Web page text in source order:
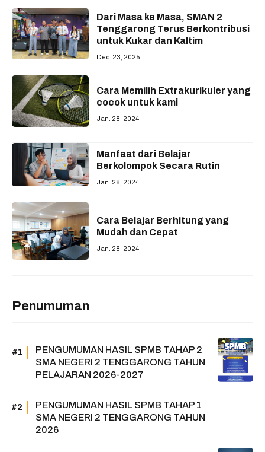
Dari Masa ke Masa, SMAN 2
Tenggarong Terus Berkontribusi
untuk Kukar dan Kaltim
Dec. 23, 2025
Cara Memilih Extrakurikuler yang
cocok untuk kami
Jan. 28, 2024
Manfaat dari Belajar
Berkolompok Secara Rutin
Jan. 28, 2024
Cara Belajar Berhitung yang
Mudah dan Cepat
Jan. 28, 2024
Penumuman
PENGUMUMAN HASIL SPMB TAHAP 2
SMA NEGERI 2 TENGGARONG TAHUN
PELAJARAN 2026-2027
PENGUMUMAN HASIL SPMB TAHAP 1
SMA NEGERI 2 TENGGARONG TAHUN
2026